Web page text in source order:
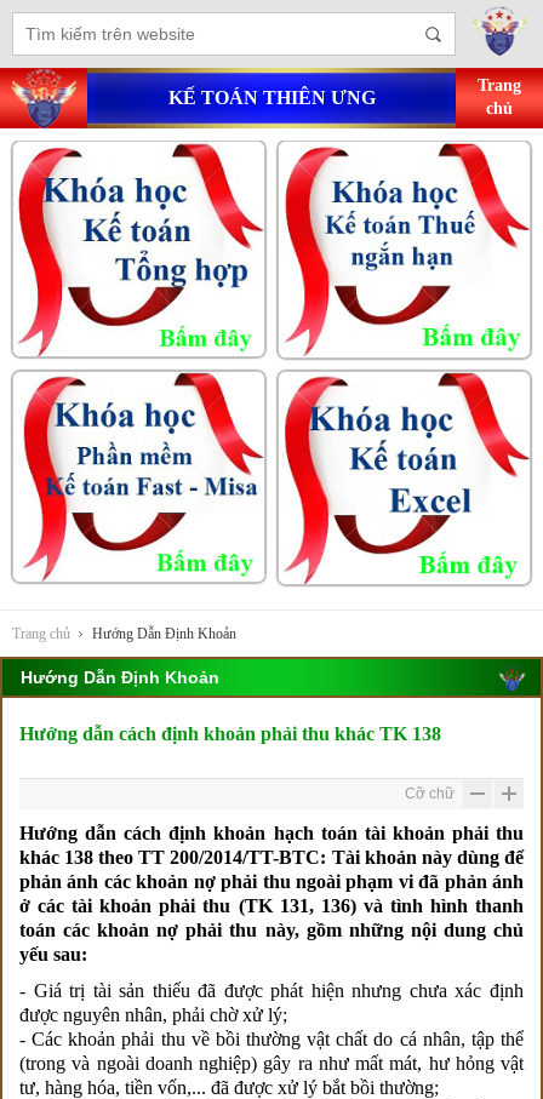
KẾ TOÁN THIÊN ƯNG
Trang
chủ
Trang chủ Hướng Dẫn Định Khoản
Hướng Dẫn Định Khoản
Hướng dẫn cách định khoản phải thu khác TK 138
Cỡ chữ
Hướng dẫn cách định khoản hạch toán tài khoản phải thu
khác 138 theo TT 200/2014/TT-BTC: Tài khoản này dùng để
phản ánh các khoản nợ phải thu ngoài phạm vi đã phản ánh
ở các tài khoản phải thu (TK 131, 136) và tình hình thanh
toán các khoản nợ phải thu này, gồm những nội dung chủ
yếu sau:
- Giá trị tài sản thiếu đã được phát hiện nhưng chưa xác định
được nguyên nhân, phải chờ xử lý;
- Các khoản phải thu về bồi thường vật chất do cá nhân, tập thể
(trong và ngoài doanh nghiệp) gây ra như mất mát, hư hỏng vật
tư, hàng hóa, tiền vốn,... đã được xử lý bắt bồi thường;